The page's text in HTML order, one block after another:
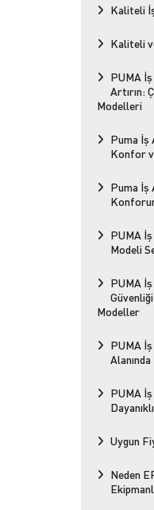
Kaliteli
Kaliteli
PUMA İş
Artırın:
Modelleri
Puma İş
Konfor
Puma İş
PUMA İş
Modeli
PUMA
Modeller
PUMA İş
PUMA İş
Uygun
Neden